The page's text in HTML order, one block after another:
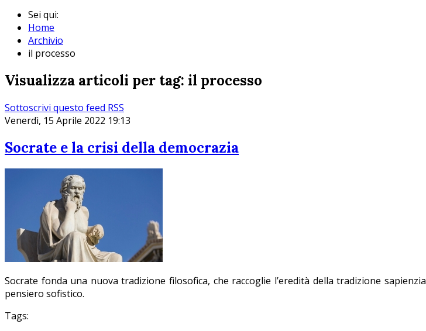
Sei qui:
Home
Archivio
il processo
Visualizza articoli per tag: il processo
Sottoscrivi questo feed RSS
Venerdì, 15 Aprile 2022 19:13
Socrate e la crisi della democrazia
Socrate fonda una nuova tradizione filosofica, che raccoglie l’eredità della tradizione
pensiero sofistico.
Tags: